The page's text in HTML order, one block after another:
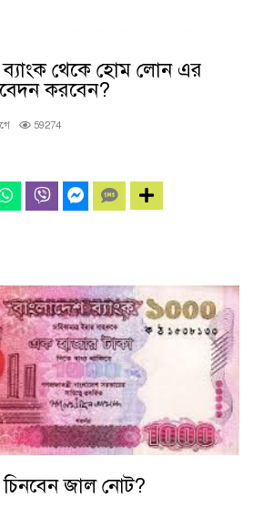
ব্যাংক থেকে হোম লোন এর
করবেন?
59274
চিনবেন জাল নোট?